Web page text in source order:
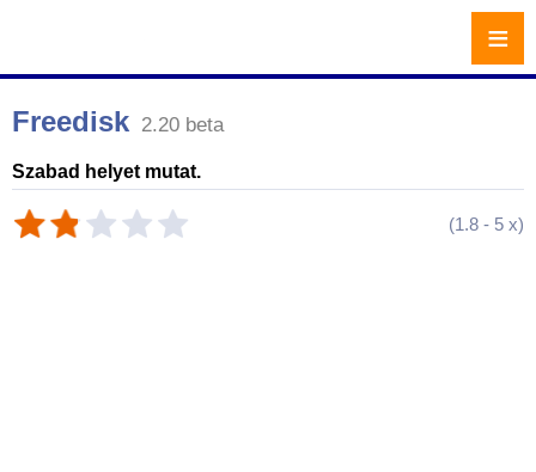
Freedisk 2.20 beta
Szabad helyet mutat.
(1.8 - 5 x)
≡